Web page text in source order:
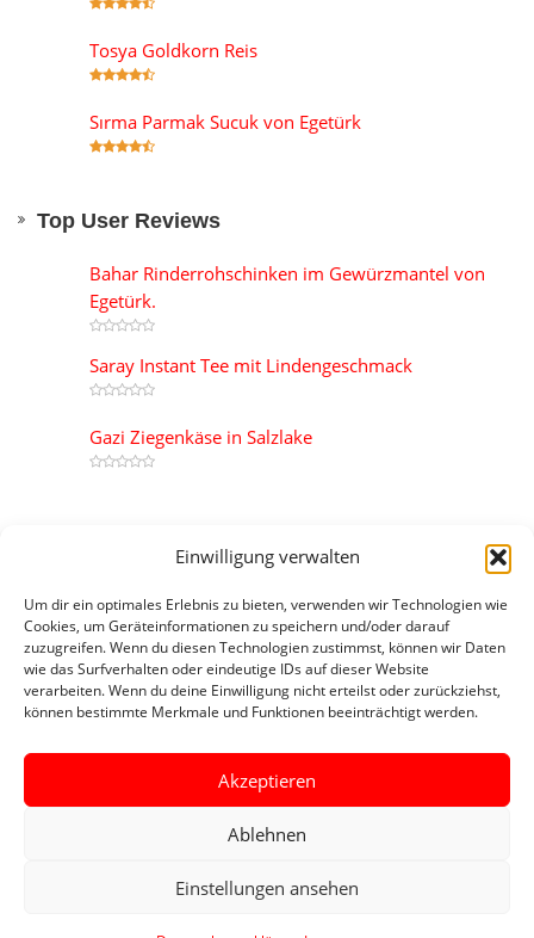
Einwilligung verwalten
Um dir ein optimales Erlebnis zu bieten, verwenden wir Technologien wie
Cookies, um Geräteinformationen zu speichern und/oder darauf
zuzugreifen. Wenn du diesen Technologien zustimmst, können wir Daten
wie das Surfverhalten oder eindeutige IDs auf dieser Website
verarbeiten. Wenn du deine Einwilligung nicht erteilst oder zurückziehst,
können bestimmte Merkmale und Funktionen beeinträchtigt werden.
Akzeptieren
Ablehnen
Einstellungen ansehen
Tosya Goldkorn Reis
Sırma Parmak Sucuk von Egetürk
Top User Reviews
Bahar Rinderrohschinken im Gewürzmantel von
Egetürk.
Saray Instant Tee mit Lindengeschmack
Gazi Ziegenkäse in Salzlake
0
Yayla Ziegenkäse
0
0
Übersicht Beiträge 1|Übersicht Beiträge 2